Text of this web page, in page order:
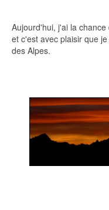
Aujourd'hui, j'ai la
et c'est avec plaisir que
des Alpes.